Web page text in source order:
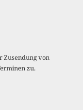
Zusendung von
zu.